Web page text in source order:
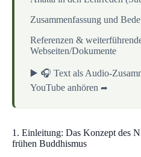
Zusammenfassung und
Referenzen &
Webseiten/Dokumente
▶️ 🎧 Text als Audio-
YouTube anhören
1. Einleitung: Das Konzept des
frühen Buddhismus